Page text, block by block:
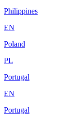
Philippines
EN
Poland
PL
Portugal
EN
Portugal